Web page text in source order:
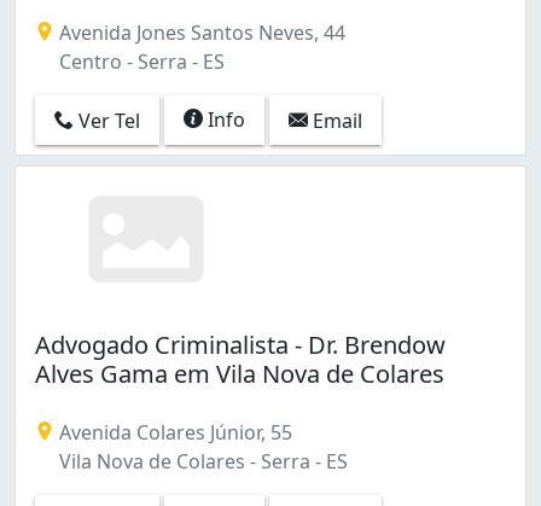
Avenida Jones Santos Neves, 44
Centro - Serra - ES
Ver Tel Info Email
Advogado Criminalista - Dr. Brendow
Alves Gama em Vila Nova de Colares
Avenida Colares Júnior, 55
Vila Nova de Colares - Serra - ES